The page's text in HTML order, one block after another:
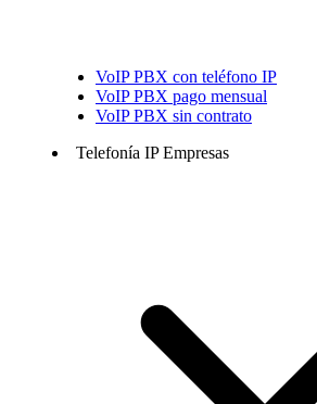
VoIP PBX con teléfono IP
VoIP PBX pago mensual
VoIP PBX sin contrato
Telefonía IP Empresas